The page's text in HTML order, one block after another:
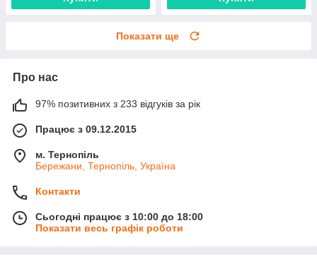
Показати ще
Про нас
97% позитивних з 233 відгуків за рік
Працює з 09.12.2015
м. Тернопіль
Бережани, Тернопіль, Україна
Контакти
Сьогодні працює з 10:00 до 18:00
Показати весь графік роботи